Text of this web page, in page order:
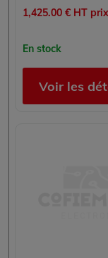
1,425.00 € HT
En stock
Voir les